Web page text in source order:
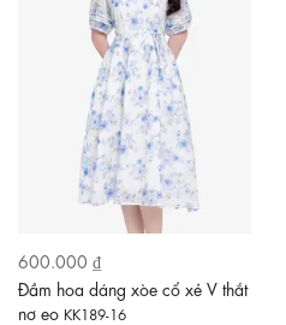
600.000 ₫
Đầm hoa dáng xòe cổ xẻ V thắt
nơ eo KK189-16